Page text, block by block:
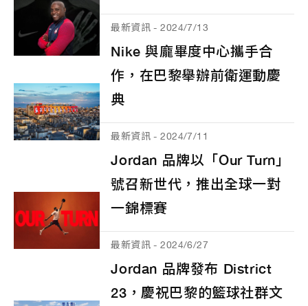
最新資訊 - 2024/7/13
Nike 與龐畢度中心攜手合
作，在巴黎舉辦前衛運動慶
典
最新資訊 - 2024/7/11
Jordan 品牌以「Our Turn」
號召新世代，推出全球一對
一錦標賽
最新資訊 - 2024/6/27
Jordan 品牌發布 District
23，慶祝巴黎的籃球社群文